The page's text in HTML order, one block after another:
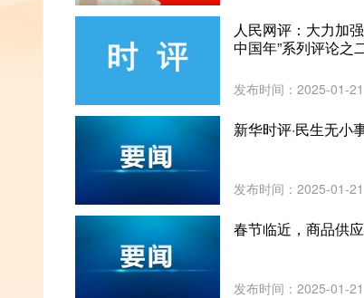
人民网评：大力加
中国年”系列评论之
发布时间：2025-01-21
新华时评·民生无小
发布时间：2025-01-21
春节临近，商品供
发布时间：2025-01-21